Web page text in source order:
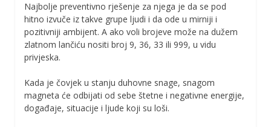
Najbolje preventivno rješenje za njega je da se pod
hitno izvuče iz takve grupe ljudi i da ode u mirniji i
pozitivniji ambijent. A ako voli brojeve može na dužem
zlatnom lančiću nositi broj 9, 36, 33 ili 999, u vidu
privjeska.
Kada je čovjek u stanju duhovne snage, snagom
magneta će odbijati od sebe štetne i negativne energije,
događaje, situacije i ljude koji su loši.